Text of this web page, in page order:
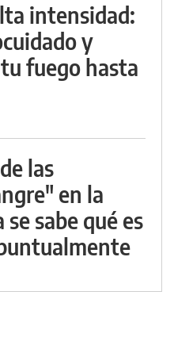
intensidad:
y
fuego hasta
las
en la
sabe qué es